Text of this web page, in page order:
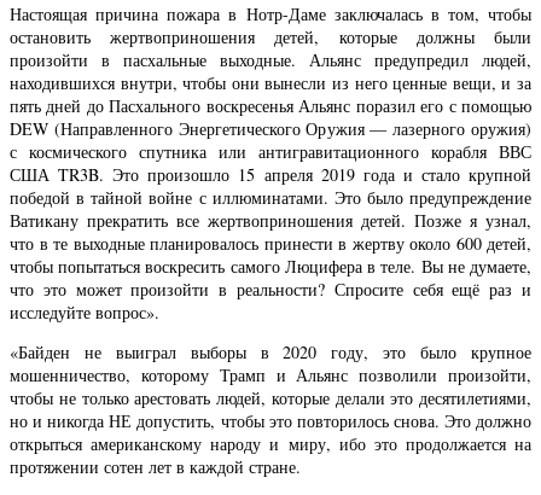
Настоящая причина пожара в Нотр-Даме заключалась в том, чтобы
остановить жертвоприношения детей, которые должны были
произойти в пасхальные выходные. Альянс предупредил людей,
находившихся внутри, чтобы они вынесли из него ценные вещи, и за
пять дней до Пасхального воскресенья Альянс поразил его с помощью
DEW (Направленного Энергетического Оружия — лазерного оружия)
с космического спутника или антигравитационного корабля ВВС
США TR3B. Это произошло 15 апреля 2019 года и стало крупной
победой в тайной войне с иллюминатами. Это было предупреждение
Ватикану прекратить все жертвоприношения детей. Позже я узнал,
что в те выходные планировалось принести в жертву около 600 детей,
чтобы попытаться воскресить самого Люцифера в теле. Вы не думаете,
что это может произойти в реальности? Спросите себя ещё раз и
исследуйте вопрос».
«Байден не выиграл выборы в 2020 году, это было крупное
мошенничество, которому Трамп и Альянс позволили произойти,
чтобы не только арестовать людей, которые делали это десятилетиями,
но и никогда НЕ допустить, чтобы это повторилось снова. Это должно
открыться американскому народу и миру, ибо это продолжается на
протяжении сотен лет в каждой стране.